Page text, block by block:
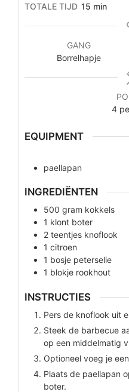
TOTALE TIJD 15minuten
min
GANG
Borrelhapje
4
EQUIPMENT
paellapan
INGREDIËNTEN
500 gram kokkels
1 klont boter
2 teentjes knoflook
1 citroen
1 bosje peterselie
1 blokje rookhout
INSTRUCTIES
Pers de knoflook uit
Steek de barbecue
op een middelmatig
Optioneel voeg je
Plaats de paellapan
boter.